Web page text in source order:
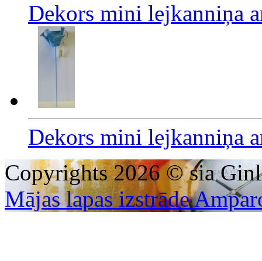
Dekors mini lejkanniņa
Dekors mini lejkanniņa
Copyrights 2026 © sia
Mājas lapas izstrāde